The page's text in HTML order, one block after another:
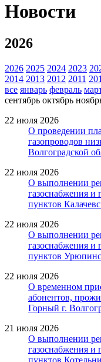
Новости
2026
2026 2025 2024 2023
2014 2013 2012 2011
все январь февраль
сентябрь октябрь
22 июля 2026
О проведении
газопроводов
Волгоградской
22 июля 2026
О выполнении
газоснабжения и
пунктов
22 июля 2026
О выполнении
газоснабжения и
пунктов
22 июля 2026
О временном
абонентов,
Горный г.
21 июля 2026
О выполнении
газоснабжения и
пунктов